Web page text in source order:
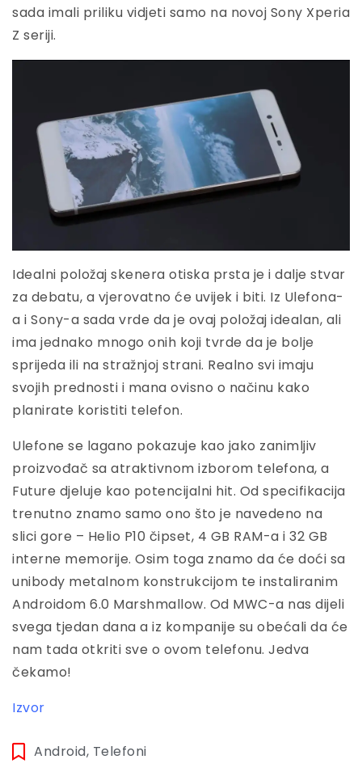
sada imali priliku vidjeti samo na novoj Sony Xperia
Z seriji.
Idealni položaj skenera otiska prsta je i dalje stvar
za debatu, a vjerovatno će uvijek i biti. Iz Ulefona-
a i Sony-a sada vrde da je ovaj položaj idealan, ali
ima jednako mnogo onih koji tvrde da je bolje
sprijeda ili na stražnjoj strani. Realno svi imaju
svojih prednosti i mana ovisno o načinu kako
planirate koristiti telefon.
Ulefone se lagano pokazuje kao jako zanimljiv
proizvođač sa atraktivnom izborom telefona, a
Future djeluje kao potencijalni hit. Od specifikacija
trenutno znamo samo ono što je navedeno na
slici gore – Helio P10 čipset, 4 GB RAM-a i 32 GB
interne memorije. Osim toga znamo da će doći sa
unibody metalnom konstrukcijom te instaliranim
Androidom 6.0 Marshmallow. Od MWC-a nas dijeli
svega tjedan dana a iz kompanije su obećali da će
nam tada otkriti sve o ovom telefonu. Jedva
čekamo!
Izvor
Android, Telefoni